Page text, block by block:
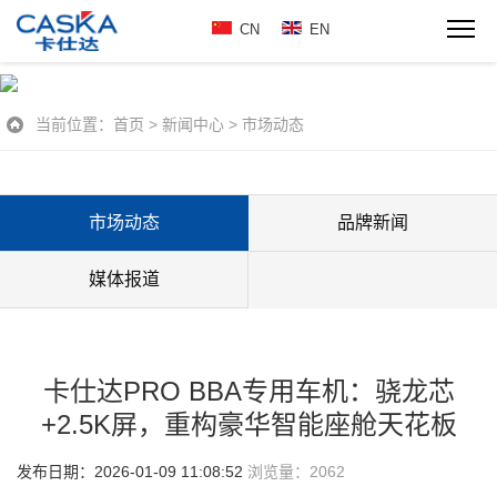
CN EN
当前位置： 首页 > 新闻中心 > 市场动态
市场动态 品牌新闻
媒体报道
卡仕达PRO BBA专用车机：骁龙芯
+2.5K屏，重构豪华智能座舱天花板
发布日期：2026-01-09 11:08:52 浏览量： 2062